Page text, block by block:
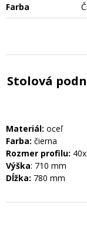
Farba
Stolová
Materiál: oceľ
Farba: čierna
Rozmer profilu:
Výška: 710 mm
Dĺžka: 780 mm